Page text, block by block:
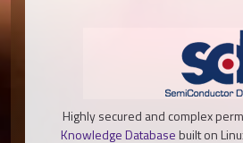
Highly secured and complex
Knowledge Databasebuilt on